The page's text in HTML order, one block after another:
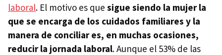
laboral. El motivo es que sigue siendo la mujer la
que se encarga de los cuidados familiares y la
manera de conciliar es, en muchas ocasiones,
reducir la jornada laboral. Aunque el 53% de las